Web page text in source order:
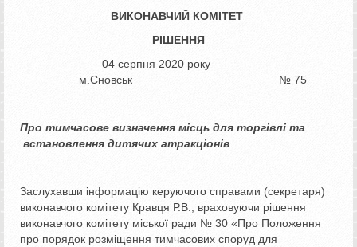
ВИКОНАВЧИЙ КОМІТЕТ
РІШЕННЯ
04 серпня 2020 року
м.Сновськ № 75
Про тимчасове визначення місць для торгівлі та
встановлення дитячих атракціонів
Заслухавши інформацію керуючого справами (секретаря)
виконавчого комітету Кравця Р.В., враховуючи рішення
виконавчого комітету міської ради № 30 «Про Положення
про порядок розміщення тимчасових споруд для